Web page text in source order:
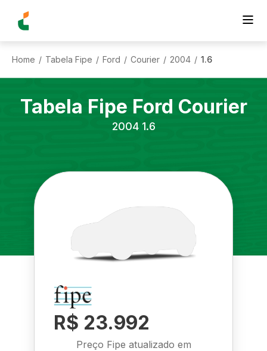
Home / Tabela Fipe / Ford / Courier / 2004 / 1.6
Tabela Fipe Ford Courier
2004 1.6
R$ 23.992
Preço Fipe atualizado em